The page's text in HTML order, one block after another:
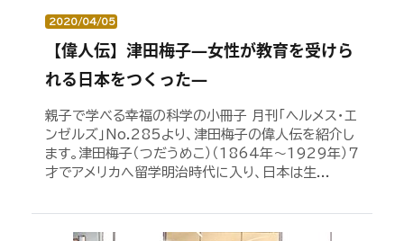
2020/04/05
【偉人伝】津田梅子―女性が教育を受けら
れる日本をつくった―
親子で学べる幸福の科学の小冊子 月刊「ヘルメス・エ
ンゼルズ」No.285より、津田梅子の偉人伝を紹介し
ます。津田梅子（つだうめこ）（1864年～1929年）７
才でアメリカへ留学明治時代に入り、日本は生...